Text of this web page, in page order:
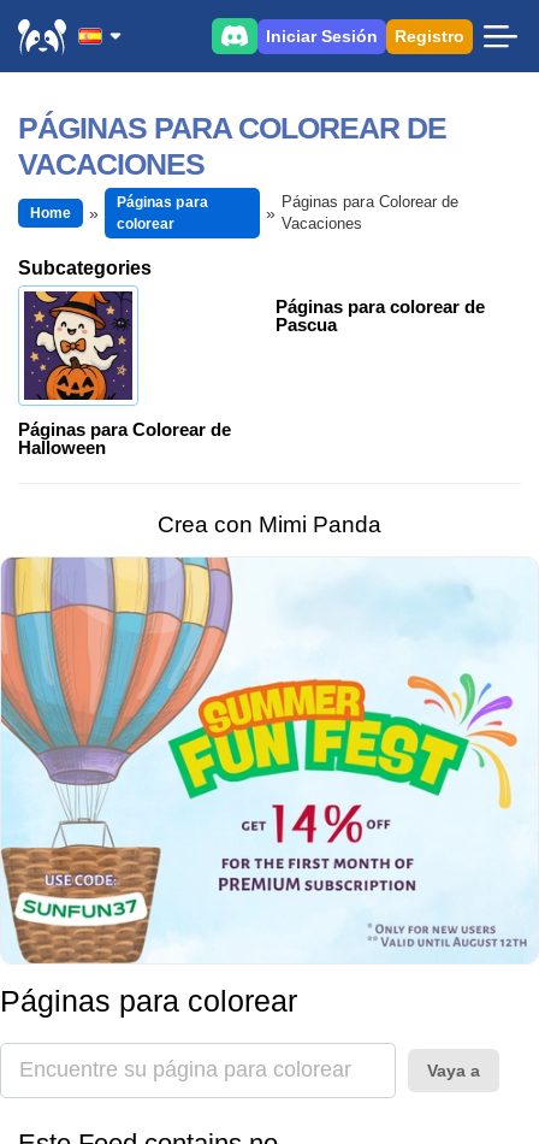
Iniciar Sesión Registro
PÁGINAS PARA COLOREAR DE
VACACIONES
Home
Páginas para
colorear
Páginas para Colorear de
Vacaciones
Subcategories
Páginas para Colorear de
Halloween
Páginas para colorear de
Pascua
Crea con Mimi Panda
Páginas para colorear
Vaya a